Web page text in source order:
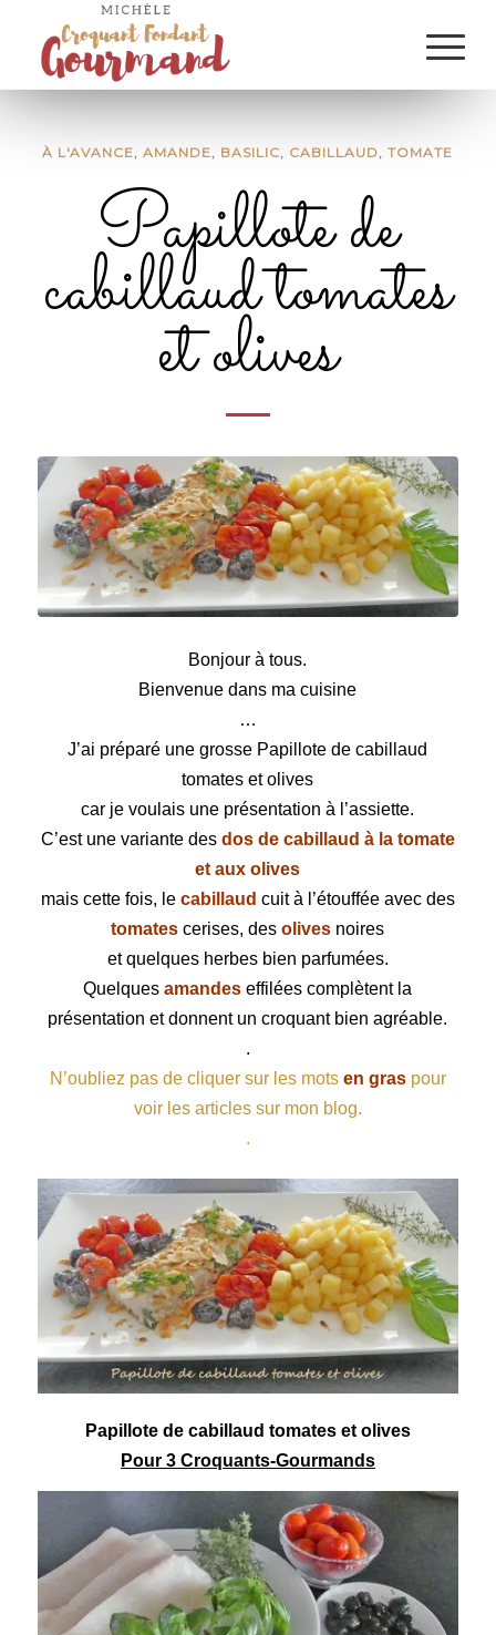
À L'AVANCE,AMANDE, BASILIC, CABILLAUD,TOMATE
Papillote de
cabillaud tomates
et olives
Bonjour à tous.
Bienvenue dans ma cuisine
…
J’ai préparé une grosse Papillote de cabillaud
tomates et olives
car je voulais une présentation à l’assiette.
C’est une variante des dos de cabillaud à la tomate
et aux olives
mais cette fois, le cabillaud cuit à l’étouffée avec des
tomates cerises, desolives noires
et quelques herbes bien parfumées.
Quelquesamandes effilées complètent la
présentation et donnent un croquant bien agréable.
.
N’oubliez pas de cliquer sur les mots en graspour
voir les articles sur mon blog.
.
Papillotede cabillaud tomateset olives
Pour 3 Croquants-Gourmands